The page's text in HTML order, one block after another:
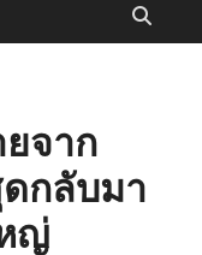
จาก
ดกลับมา
ญ่